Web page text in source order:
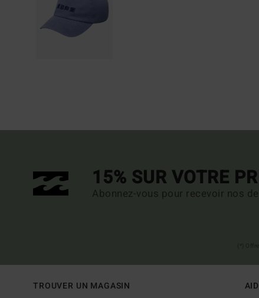
15% SUR VOTRE
Abonnez-vous pour recevoir nos
TROUVER UN MAGASIN